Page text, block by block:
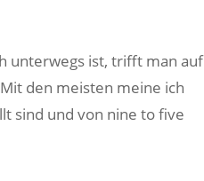
unterwegs ist, trifft man auf
den meisten meine ich
sind und von nine to five